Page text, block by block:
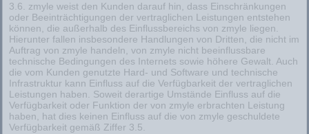
3.6. zmyle weist den Kunden darauf hin, dass Einschränkungen
oder Beeinträchtigungen der vertraglichen Leistungen entstehen
können, die außerhalb des Einflussbereichs von zmyle liegen.
Hierunter fallen insbesondere Handlungen von Dritten, die nicht im
Auftrag von zmyle handeln, von zmyle nicht beeinflussbare
technische Bedingungen des Internets sowie höhere Gewalt. Auch
die vom Kunden genutzte Hard- und Software und technische
Infrastruktur kann Einfluss auf die Verfügbarkeit der vertraglichen
Leistungen haben. Soweit derartige Umstände Einfluss auf die
Verfügbarkeit oder Funktion der von zmyle erbrachten Leistung
haben, hat dies keinen Einfluss auf die von zmyle geschuldete
Verfügbarkeit gemäß Ziffer 3.5.